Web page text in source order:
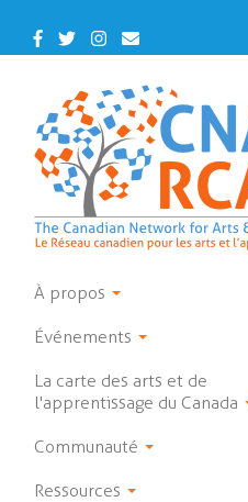
main
Facebook
TwitterInstagram
Contact
Us
À propos
Événements
La carte des arts et de
l'apprentissage du Canada
Communauté
Ressources